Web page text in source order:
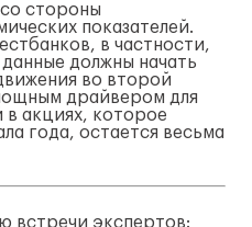
стороны
показателей.
в частности,
должны начать
во второй
драйвером для
в акциях, которое
года, остается весьма
встречи экспертов: